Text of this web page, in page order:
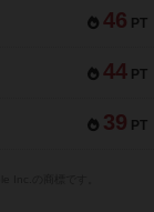
46 PT
44 PT
39 PT